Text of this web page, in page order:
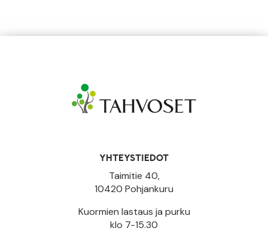
YHTEYSTIEDOT
Taimitie 40,
10420 Pohjankuru
Kuormien lastaus ja purku
klo 7-15.30